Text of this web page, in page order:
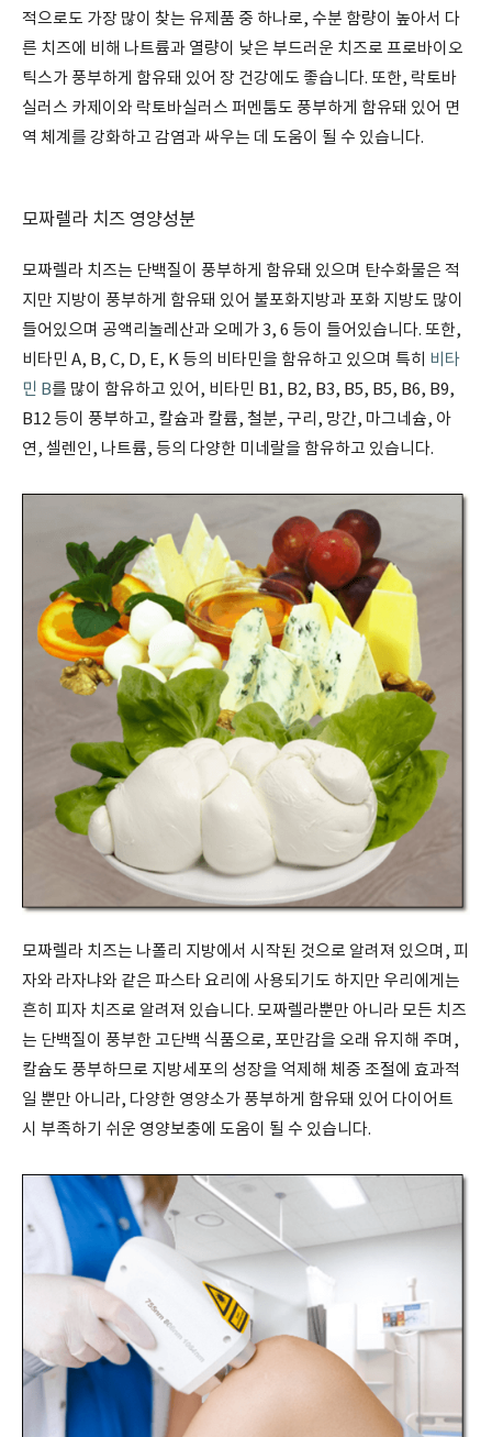
적으로도 가장 많이 찾는 유제품 중 하나로, 수분 함량이 높아서 다
른 치즈에 비해 나트륨과 열량이 낮은 부드러운 치즈로 프로바이오
틱스가 풍부하게 함유돼 있어 장 건강에도 좋습니다. 또한, 락토바
실러스 카제이와 락토바실러스 퍼멘툼도 풍부하게 함유돼 있어 면
역 체계를 강화하고 감염과 싸우는 데 도움이 될 수 있습니다.
모짜렐라 치즈 영양성분
모짜렐라 치즈는 단백질이 풍부하게 함유돼 있으며 탄수화물은 적
지만 지방이 풍부하게 함유돼 있어 불포화지방과 포화 지방도 많이
들어있으며 공액리놀레산과 오메가 3, 6 등이 들어있습니다. 또한,
비타민 A, B, C, D, E, K 등의 비타민을 함유하고 있으며 특히 비타
민 B를 많이 함유하고 있어, 비타민 B1, B2, B3, B5, B5, B6, B9,
B12 등이 풍부하고, 칼슘과 칼륨, 철분, 구리, 망간, 마그네슘, 아
연, 셀렌인, 나트륨, 등의 다양한 미네랄을 함유하고 있습니다.
모짜렐라 치즈는 나폴리 지방에서 시작된 것으로 알려져 있으며, 피
자와 라자냐와 같은 파스타 요리에 사용되기도 하지만 우리에게는
흔히 피자 치즈로 알려져 있습니다. 모짜렐라뿐만 아니라 모든 치즈
는 단백질이 풍부한 고단백 식품으로, 포만감을 오래 유지해 주며,
칼슘도 풍부하므로 지방세포의 성장을 억제해 체중 조절에 효과적
일 뿐만 아니라, 다양한 영양소가 풍부하게 함유돼 있어 다이어트
시 부족하기 쉬운 영양보충에 도움이 될 수 있습니다.